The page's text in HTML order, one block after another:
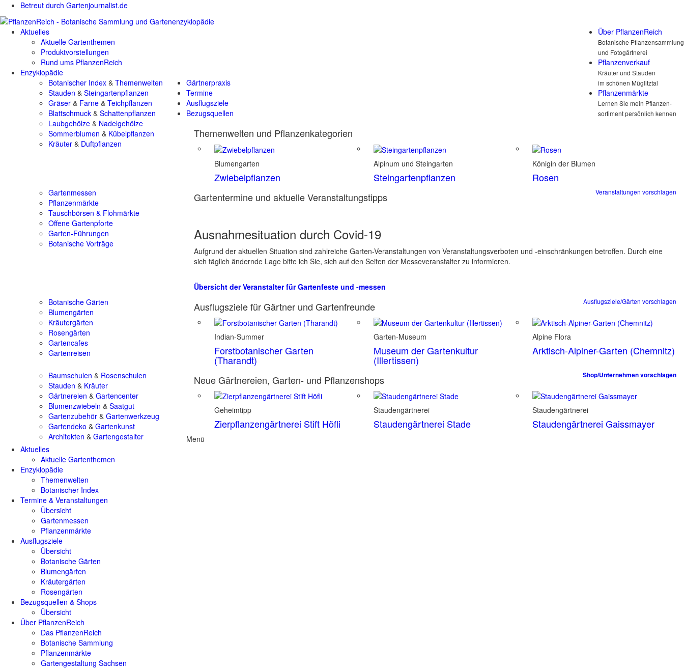
Betreut durch Gartenjournalist.de
Über PflanzenReich
Botanische Pflanzensammlung
und Fotogärtnerei
Pflanzenverkauf
Kräuter und Stauden
im schönen Müglitztal
Pflanzenmärkte
Lernen Sie mein Pflanzen-
sortiment persönlich kennen
Aktuelles
Aktuelle Gartenthemen
Produktvorstellungen
Rund ums PflanzenReich
Enzyklopädie
Botanischer Index & Themenwelten
Stauden & Steingartenpflanzen
Gräser & Farne & Teichpflanzen
Blattschmuck & Schattenpflanzen
Laubgehölze & Nadelgehölze
Sommerblumen & Kübelpflanzen
Kräuter & Duftpflanzen
Themenwelten und Pflanzenkategorien
Blumengarten
Zwiebelpflanzen
Alpinum und Steingarten
Steingartenpflanzen
Königin der Blumen
Rosen
Gärtnerpraxis
Termine
Gartenmessen
Pflanzenmärkte
Tauschbörsen & Flohmärkte
Offene Gartenpforte
Garten-Führungen
Botanische Vorträge
Veranstaltungen vorschlagen
Gartentermine und aktuelle Veranstaltungstipps
Ausnahmesituation durch Covid-19
Aufgrund der aktuellen Situation sind zahlreiche Garten-Veranstaltungen von Veranstaltungsverboten und -einschränkungen betroffen. Durch eine
sich täglich ändernde Lage bitte ich Sie, sich auf den Seiten der Messeveranstalter zu informieren.
Übersicht der Veranstalter für Gartenfeste und -messen
Ausflugsziele
Botanische Gärten
Blumengärten
Kräutergärten
Rosengärten
Gartencafes
Gartenreisen
Ausflugsziele/Gärten vorschlagen
Ausflugsziele für Gärtner und Gartenfreunde
Indian-Summer
Forstbotanischer Garten
(Tharandt)
Garten-Museum
Museum der Gartenkultur
(Illertissen)
Alpine Flora
Arktisch-Alpiner-Garten (Chemnitz)
Bezugsquellen
Baumschulen & Rosenschulen
Stauden & Kräuter
Gärtnereien & Gartencenter
Blumenzwiebeln & Saatgut
Gartenzubehör & Gartenwerkzeug
Gartendeko & Gartenkunst
Architekten & Gartengestalter
Shop/Unternehmen vorschlagen
Neue Gärtnereien, Garten- und Pflanzenshops
Geheimtipp
Zierpflanzengärtnerei Stift Höfli
Staudengärtnerei
Staudengärtnerei Stade
Staudengärtnerei
Staudengärtnerei Gaissmayer
Menü
Aktuelles
Aktuelle Gartenthemen
Enzyklopädie
Themenwelten
Botanischer Index
Termine & Veranstaltungen
Übersicht
Gartenmessen
Pflanzenmärkte
Ausflugsziele
Übersicht
Botanische Gärten
Blumengärten
Kräutergärten
Rosengärten
Bezugsquellen & Shops
Übersicht
Über PflanzenReich
Das PflanzenReich
Botanische Sammlung
Pflanzenmärkte
Gartengestaltung Sachsen